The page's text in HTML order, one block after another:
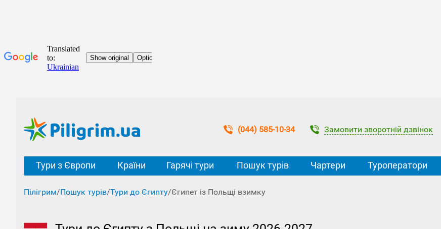
(044) 585-10-34 Замовити зворотній дзвінок
Тури з Європи Країни Гарячі тури Пошук турів Чартери Туроператори
Пілігрим/Пошук турів/Тури до Єгипту/Єгипет із Польщі взимку